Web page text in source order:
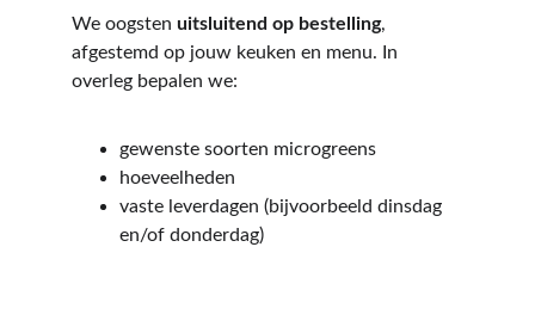
We oogsten uitsluitend op bestelling,
afgestemd op jouw keuken en menu. In
overleg bepalen we:
gewenste soorten microgreens
hoeveelheden
vaste leverdagen (bijvoorbeeld dinsdag
en/of donderdag)